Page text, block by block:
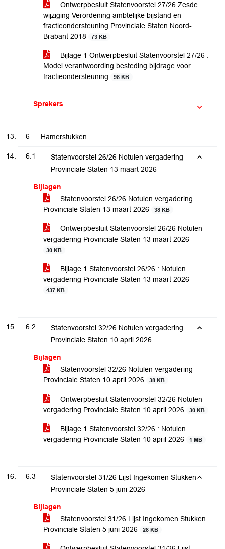
Ontwerpbesluit Statenvoorstel 27/26 Zesde
wijziging Verordening ambtelijke bijstand en
fractieondersteuning Provinciale Staten Noord-
Brabant 2018
73 KB
Bijlage 1 Ontwerpbesluit Statenvoorstel 27/26 :
Model verantwoording besteding bijdrage voor
fractieondersteuning
98 KB
Sprekers
6 Hamerstukken
6.1
Statenvoorstel 26/26 Notulen vergadering
Provinciale Staten 13 maart 2026
Bijlagen
Statenvoorstel 26/26 Notulen vergadering
Provinciale Staten 13 maart 2026
38 KB
Ontwerpbesluit Statenvoorstel 26/26 Notulen
vergadering Provinciale Staten 13 maart 2026
30 KB
Bijlage 1 Statenvoorstel 26/26 : Notulen
vergadering Provinciale Staten 13 maart 2026
437 KB
6.2
Statenvoorstel 32/26 Notulen vergadering
Provinciale Staten 10 april 2026
Bijlagen
Statenvoorstel 32/26 Notulen vergadering
Provinciale Staten 10 april 2026
38 KB
Ontwerpbesluit Statenvoorstel 32/26 Notulen
vergadering Provinciale Staten 10 april 2026
30 KB
Bijlage 1 Statenvoorstel 32/26 : Notulen
vergadering Provinciale Staten 10 april 2026
1 MB
6.3
Statenvoorstel 31/26 Lijst Ingekomen Stukken
Provinciale Staten 5 juni 2026
Bijlagen
Statenvoorstel 31/26 Lijst Ingekomen Stukken
Provinciale Staten 5 juni 2026
28 KB